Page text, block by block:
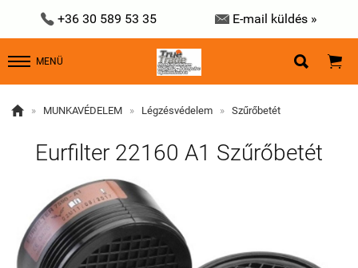
 +36 30 589 53 35  E-mail küldés »
MENÜ  
 » MUNKAVÉDELEM » Légzésvédelem » Szűrőbetét
Eurfilter 22160 A1 Szűrőbetét